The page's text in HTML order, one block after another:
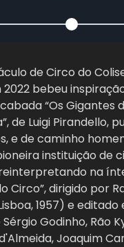
de Circo do
2022 bebeu
“Os Gigantes
de Luigi Pirandello,
e de caminho
instituição de
na
Circo”, dirigido por
1957) e editado
Godinho, Rão
Joaquim